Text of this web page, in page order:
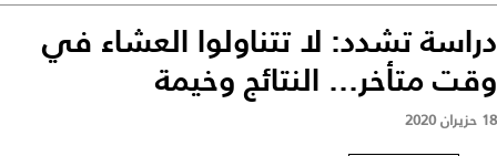
دراسة تشدد: لا تتناولوا العشاء في
وقت متأخر... النتائج وخيمة
18 حزيران 2020